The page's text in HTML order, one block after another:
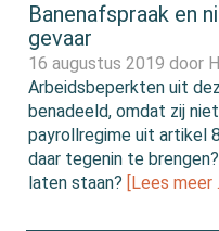
Banenafspraak en
gevaar
16 augustus 2019 door
Arbeidsbeperkten uit
benadeeld, omdat zij
payrollregime uit artikel
daar tegenin te
laten staan?
[Lees meer